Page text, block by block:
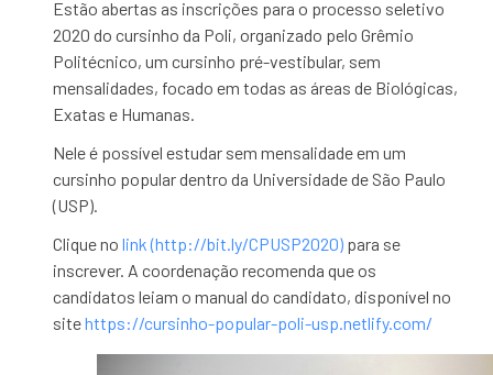
Estão abertas as inscrições para o processo seletivo
2020 do cursinho da Poli, organizado pelo Grêmio
Politécnico, um cursinho pré-vestibular, sem
mensalidades, focado em todas as áreas de Biológicas,
Exatas e Humanas.
Nele é possível estudar sem mensalidade em um
cursinho popular dentro da Universidade de São Paulo
(USP).
Clique nolink (http://bit.ly/CPUSP2020) para se
inscrever. A coordenação recomenda que os
candidatos leiam o manual do candidato, disponível no
sitehttps://cursinho-popular-poli-usp.netlify.com/